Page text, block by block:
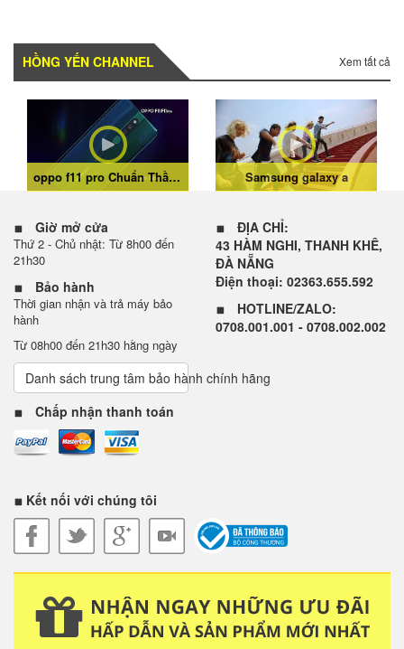
HỒNG YẾN CHANNEL Xem tất cả
oppo f11 pro Chuẩn Thần Thái Sáng Chân Dung Samsung galaxy a
Giờ mở cửa
Thứ 2 - Chủ nhật: Từ 8h00 đến
21h30
Bảo hành
Thời gian nhận và trả máy bảo
hành
Từ 08h00 đến 21h30 hằng ngày
Danh sách trung tâm bảo hành chính hãng
Chấp nhận thanh toán
ĐỊA CHỈ:
43 HÀM NGHI, THANH KHÊ,
ĐÀ NẴNG
Điện thoại: 02363.655.592
HOTLINE/ZALO:
0708.001.001 - 0708.002.002
Kết nối với chúng tôi